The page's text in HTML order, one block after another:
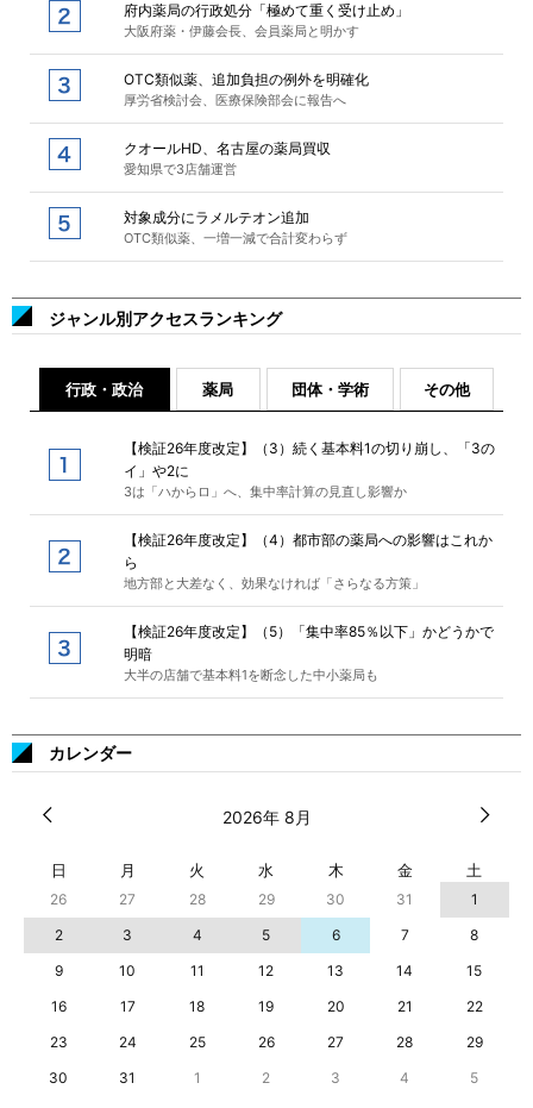
府内薬局の行政処分「極めて重く受け止め」
大阪府薬・伊藤会長、会員薬局と明かす
OTC類似薬、追加負担の例外を明確化
厚労省検討会、医療保険部会に報告へ
クオールHD、名古屋の薬局買収
愛知県で3店舗運営
対象成分にラメルテオン追加
OTC類似薬、一増一減で合計変わらず
ジャンル別アクセスランキング
行政・政治 薬局 団体・学術 その他
【検証26年度改定】（3）続く基本料1の切り崩し、「3の
イ」や2に
3は「ハからロ」へ、集中率計算の見直し影響か
【検証26年度改定】（4）都市部の薬局への影響はこれか
ら
地方部と大差なく、効果なければ「さらなる方策」
【検証26年度改定】（5）「集中率85％以下」かどうかで
明暗
大半の店舗で基本料1を断念した中小薬局も
カレンダー
2026年 8月
日 月 火 水 木 金 土
26 27 28 29 30 31
1
2
3 4 5 6 7
8
9
10 11 12 13 14
15
16
17 18 19 20 21
22
23
24 25 26 27 28
29
30
31 1 2 3 4 5